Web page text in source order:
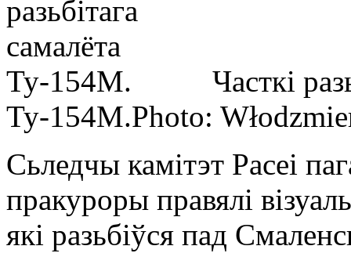
Часткі
Ту-154М.Photo:
Сьледчы камітэт Расеі
пракуроры правялі
які разьбіўся пад